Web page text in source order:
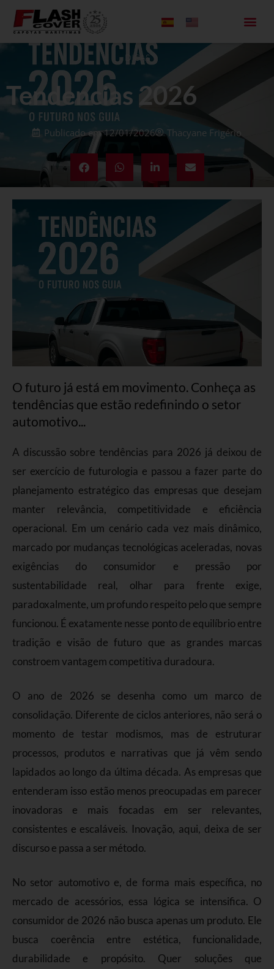
DICAS
Tendencias 2026
Publicado em12/01/2026 Thacyane Frigério
O futuro já está em movimento. Conheça as
tendências que estão redefinindo o setor
automotivo...
A discussão sobre tendências para 2026 já deixou de
ser exercício de futurologia e passou a fazer parte do
planejamento estratégico das empresas que desejam
manter relevância, competitividade e eficiência
operacional. Em um cenário cada vez mais dinâmico,
marcado por mudanças tecnológicas aceleradas, novas
exigências do consumidor e pressão por
sustentabilidade real, olhar para frente exige,
paradoxalmente, um profundo respeito pelo que sempre
funcionou. É exatamente nesse ponto de equilíbrio entre
tradição e visão de futuro que as grandes marcas
constroem vantagem competitiva duradoura.
O ano de 2026 se desenha como um marco de
consolidação. Diferente de ciclos anteriores, não será o
momento de testar modismos, mas de estruturar
processos, produtos e narrativas que já vêm sendo
lapidados ao longo da última década. As empresas que
entenderam isso estão menos preocupadas em parecer
inovadoras e mais focadas em ser relevantes,
consistentes e escaláveis. Inovação, aqui, deixa de ser
discurso e passa a ser método.
No setor automotivo e, de forma mais específica, no
mercado de acessórios, essa lógica se intensifica. O
consumidor de 2026 não busca apenas um produto. Ele
busca coerência entre estética, funcionalidade,
durabilidade e propósito. Quer soluções que